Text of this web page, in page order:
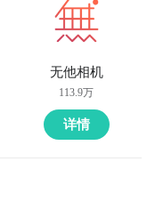
无他相机
113.9万
详情